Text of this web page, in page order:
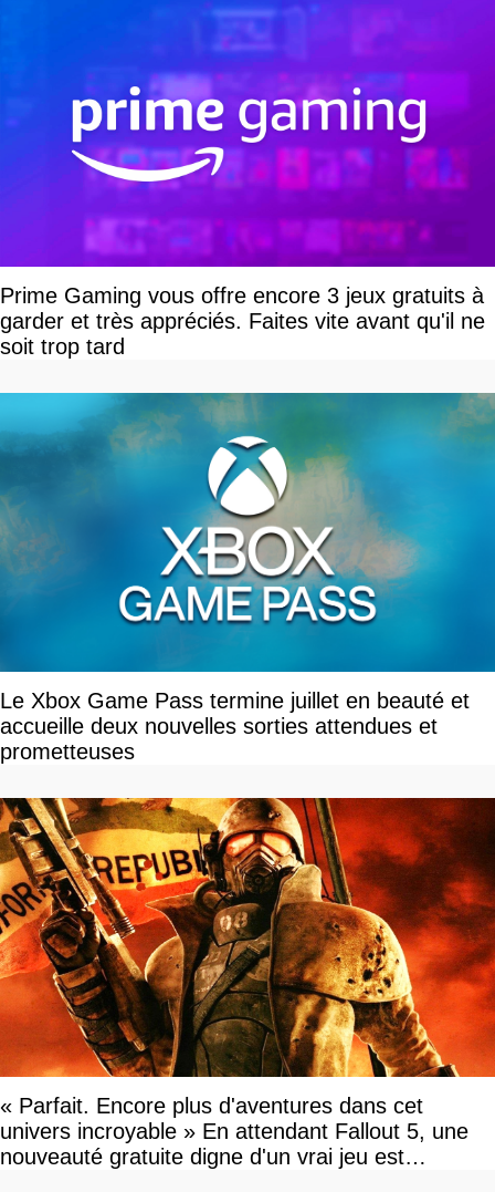
Prime Gaming vous offre encore 3 jeux gratuits à
garder et très appréciés. Faites vite avant qu'il ne
soit trop tard
Le Xbox Game Pass termine juillet en beauté et
accueille deux nouvelles sorties attendues et
prometteuses
« Parfait. Encore plus d'aventures dans cet
univers incroyable » En attendant Fallout 5, une
nouveauté gratuite digne d'un vrai jeu est